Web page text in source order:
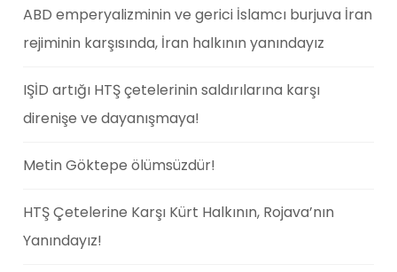
ABD emperyalizminin ve gerici İslamcı burjuva İran
rejiminin karşısında, İran halkının yanındayız
IŞİD artığı HTŞ çetelerinin saldırılarına karşı
direnişe ve dayanışmaya!
Metin Göktepe ölümsüzdür!
HTŞ Çetelerine Karşı Kürt Halkının, Rojava’nın
Yanındayız!